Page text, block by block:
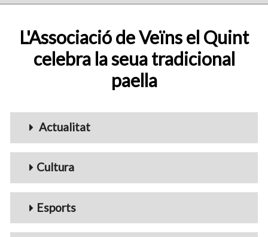
L'Associació de Veïns el Quint
celebra la seua tradicional
paella
Menu_Videos
Actualitat
Cultura
Esports